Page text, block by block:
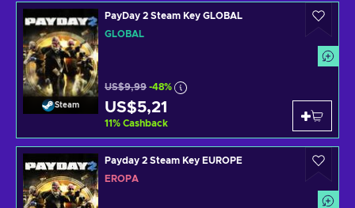
Steam
PayDay 2 Steam Key GLOBAL
GLOBAL
US$9,99 -48%
US$5,21
11% Cashback
Payday 2 Steam Key EUROPE
EROPA